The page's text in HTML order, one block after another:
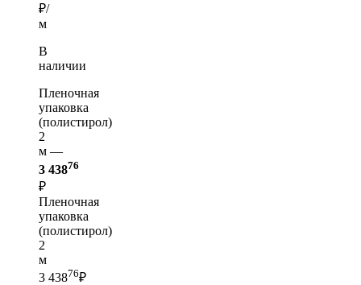
₽/
м
В
наличии
Пленочная
упаковка
(полистирол)
2
м —
3 43876
₽
Пленочная
упаковка
(полистирол)
2
м
3 43876₽